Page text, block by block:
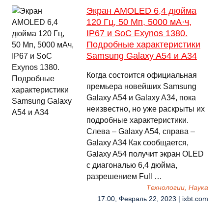
Экран AMOLED 6,4 дюйма
120 Гц, 50 Мп, 5000 мА·ч,
IP67 и SoC Exynos 1380.
Подробные характеристики
Samsung Galaxy A54 и A34
Когда состоится официальная
премьера новейших Samsung
Galaxy A54 и Galaxy A34, пока
неизвестно, но уже раскрыты их
подробные характеристики.
Слева – Galaxy A54, справа –
Galaxy A34 Как сообщается,
Galaxy A54 получит экран OLED
с диагональю 6,4 дюйма,
разрешением Full …
Технологии, Наука
17:00, Февраль 22, 2023 | ixbt.com